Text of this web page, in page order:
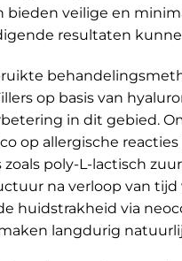
veilige en
resultaten
op basis van
in dit gebied.
op allergische
poly-L-lactisch zuur
na verloop van
huidstrakheid via
langdurig